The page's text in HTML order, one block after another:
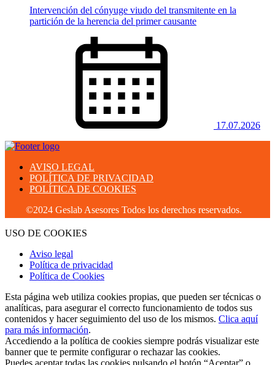
Intervención del cónyuge viudo del transmitente en la
partición de la herencia del primer causante
17.07.2026
AVISO LEGAL
POLÍTICA DE PRIVACIDAD
POLÍTICA DE COOKIES
©2024 Geslab Asesores Todos los derechos reservados.
USO DE COOKIES
Aviso legal
Política de privacidad
Política de Cookies
Esta página web utiliza cookies propias, que pueden ser técnicas o
analíticas, para asegurar el correcto funcionamiento de todos sus
contenidos y hacer seguimiento del uso de los mismos. Clica aquí
para más información.
Accediendo a la política de cookies siempre podrás visualizar este
banner que te permite configurar o rechazar las cookies.
Puedes aceptar todas las cookies pulsando el botón “Aceptar” o